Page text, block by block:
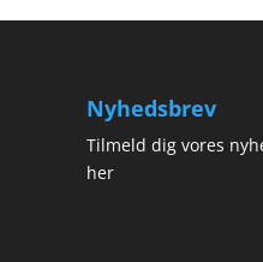
Nyhedsbrev
Tilmeld dig vores
her